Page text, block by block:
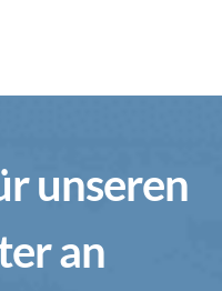
unseren
an